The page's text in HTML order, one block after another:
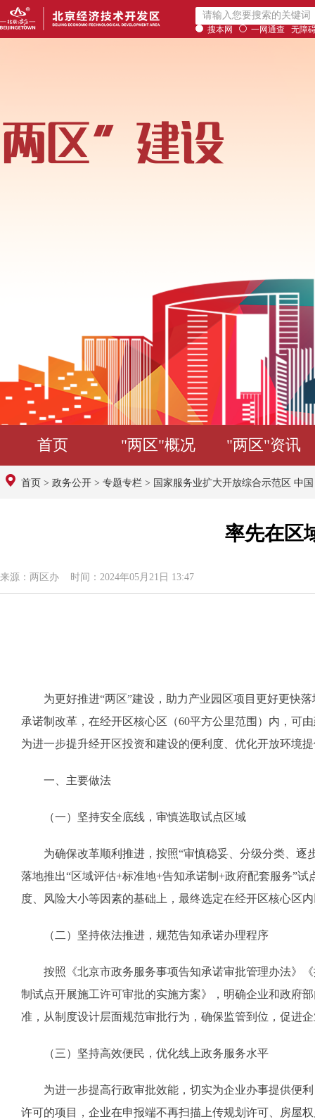
搜本网 一网通查 无障
首页 "两区"概况 "两区"资讯
首页 > 政务公开 > 专题专栏 > 国家服务业扩大开放综合示范区 中
率先在区
来源：两区办 时间：2024年05月21日 13:47
为更好推进“两区”建设，助力产业园区项目更好更快
承诺制改革，在经开区核心区（60平方公里范围）内，可
为进一步提升经开区投资和建设的便利度、优化开放环境
一、主要做法
（一）坚持安全底线，审慎选取试点区域
为确保改革顺利推进，按照“审慎稳妥、分级分类、
落地推出“区域评估+标准地+告知承诺制+政府配套服务”
度、风险大小等因素的基础上，最终选定在经开区核心区
（二）坚持依法推进，规范告知承诺办理程序
按照《北京市政务服务事项告知承诺审批管理办法》
制试点开展施工许可审批的实施方案》，明确企业和政府
准，从制度设计层面规范审批行为，确保监管到位，促进
（三）坚持高效便民，优化线上政务服务水平
为进一步提高行政审批效能，切实为企业办事提供便
许可的项目，企业在申报端不再扫描上传规划许可、房屋